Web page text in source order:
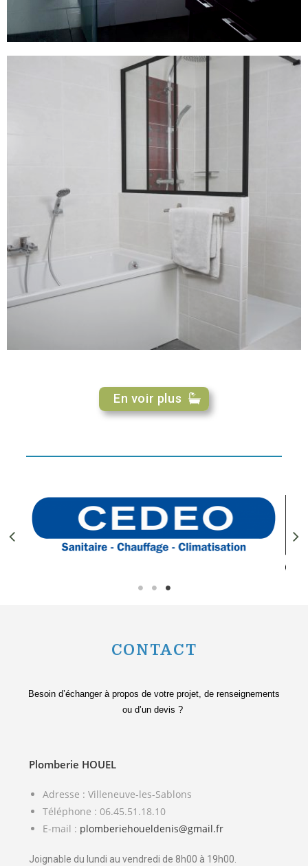
En voir plus
CONTACT
Besoin d’échanger à propos de votre projet, de renseignements
ou d’un devis ?
Plomberie HOUEL
Adresse : Villeneuve-les-Sablons
Téléphone : 06.45.51.18.10
E-mail : plomberiehoueldenis@gmail.fr
Joignable du lundi au vendredi de 8h00 à 19h00.